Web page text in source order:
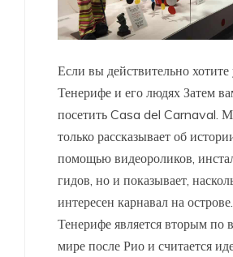
Если вы действительно хотите
Тенерифе и его людях Затем
посетить Casa del Carnaval.
только рассказывает об
помощью видеороликов,
гидов, но и показывает,
интересен карнавал на
Тенерифе является вторым по
мире после Рио и считается